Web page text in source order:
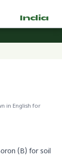
India
in English for
(B) for soil